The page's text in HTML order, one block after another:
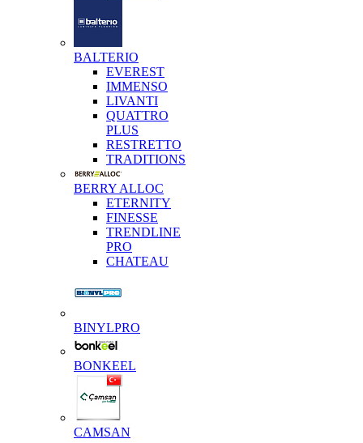
BALTERIO
EVEREST
IMMENSO
LIVANTI
QUATTRO
PLUS
RESTRETTO
TRADITIONS
BERRY ALLOC
ETERNITY
FINESSE
TRENDLINE
PRO
CHATEAU
BINYLPRO
BONKEEL
CAMSAN